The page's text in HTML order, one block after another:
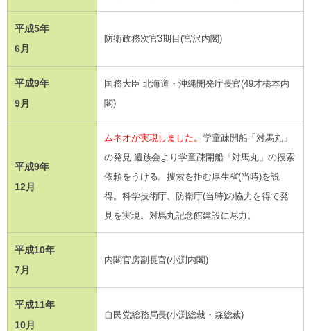
平成5年
6月
防衛政務次官3期目(宮沢内閣)
平成9年
9月
国務大臣 北海道・沖縄開発庁長官(49才橋本内
閣)
平成9年
12月
ムネオが実現しました。 学童疎開船「対馬丸」
の発見 遺族会より学童疎開船「対馬丸」の捜索
依頼をうける。搜索を拒む厚生省(当時)を説
得。科学技術庁、防衛庁(当時)の協力を得て発
見を実現。対馬丸記念館建設に尽力。
平成10年
7月
内閣官房副長官(小渕内閣)
平成11年
10月
自民党総務局長(小渕総裁・森総裁)